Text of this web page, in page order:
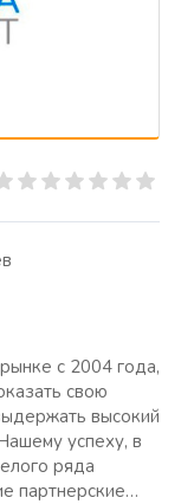
с 2004 года,
свою
высокий
успеху, в
ряда
партнерские…